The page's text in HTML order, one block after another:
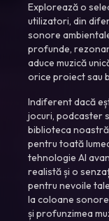
Explorează o
utilizatori, din
sonore
profunde,
aduce muzică
orice proiect sau
Indiferent dacă
jocuri, podcaster
biblioteca
pentru toată
tehnologie AI
realistă și o
pentru nevoile
la coloane
și profunzimea